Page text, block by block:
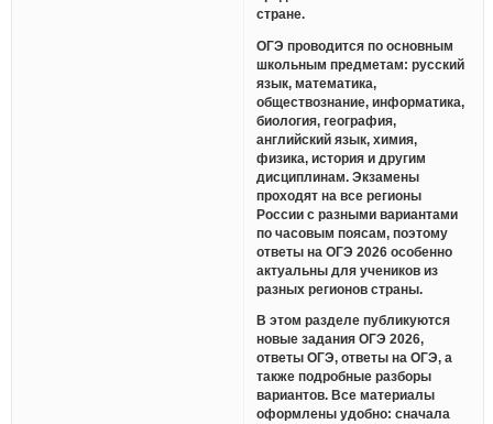
стране.
ОГЭ проводится по основным
школьным предметам: русский
язык, математика,
обществознание, информатика,
биология, география,
английский язык, химия,
физика, история и другим
дисциплинам. Экзамены
проходят на все регионы
России с разными вариантами
по часовым поясам, поэтому
ответы на ОГЭ 2026 особенно
актуальны для учеников из
разных регионов страны.
В этом разделе публикуются
новые задания ОГЭ 2026,
ответы ОГЭ, ответы на ОГЭ, а
также подробные разборы
вариантов. Все материалы
оформлены удобно: сначала